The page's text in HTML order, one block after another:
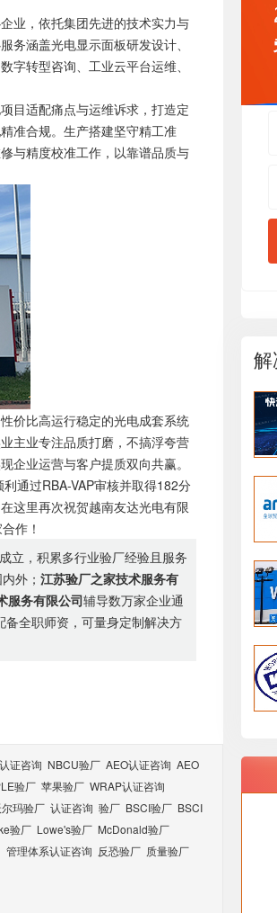
业，依托集团先进的技术实力与
涵盖光电显示面板研发设计、
转型咨询、工业云平台运维、
目适配痛点与运维诉求，打造定
准合规。生产搭建坚守精工准
与精度校准工作，以靠谱品质与
价比高运行稳定的光电成套系统
主业专注品质打磨，不搞浮夸营
企业运营与客户提质双向共赢。
通过RBA-VAP审核并取得182分
这里再次祝贺越南友达光电有限
作！
立，积累多行业验厂经验且服务
外；江苏验厂之家技术服务有
服务有限公司辅导数万家企业通
备全职师资，可量身定制解决方
证咨询 NBCU验厂 AEO认证咨询 AEO
验厂 苹果验厂 WRAP认证咨询
玛验厂 认证咨询 验厂 BSCI验厂 BSCI
验厂 Lowe's验厂 McDonald验厂
管理体系认证咨询 反恐验厂 质量验厂